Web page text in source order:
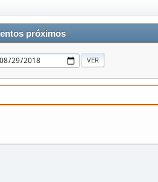
próximos